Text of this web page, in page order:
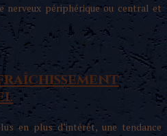
nerveux périphérique ou central et
en plus d’intérêt, une tendance